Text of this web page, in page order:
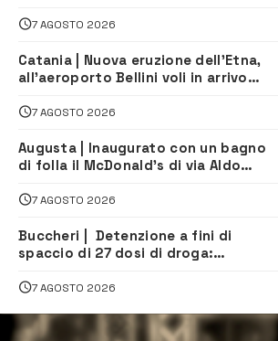
7 AGOSTO 2026
Catania | Nuova eruzione dell’Etna,
all’aeroporto Bellini voli in arrivo
7 AGOSTO 2026
Augusta | Inaugurato con un bagno
di folla il McDonald’s di via Aldo
7 AGOSTO 2026
Buccheri | Detenzione a fini di
spaccio di 27 dosi di droga:
7 AGOSTO 2026